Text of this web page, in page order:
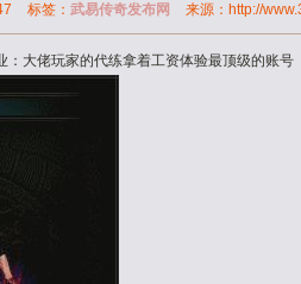
标签： 武易传奇发布网 来源：http://
：大佬玩家的代练拿着工资体验最顶级的账号